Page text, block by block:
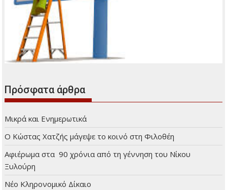
Πρόσφατα άρθρα
Μικρά και Ενημερωτικά
Ο Κώστας Χατζής μάγεψε το κοινό στη Φιλοθέη
Αφιέρωμα στα 90 χρόνια από τη γέννηση του Νίκου
Ξυλούρη
Νέο Κληρονομικό Δίκαιο